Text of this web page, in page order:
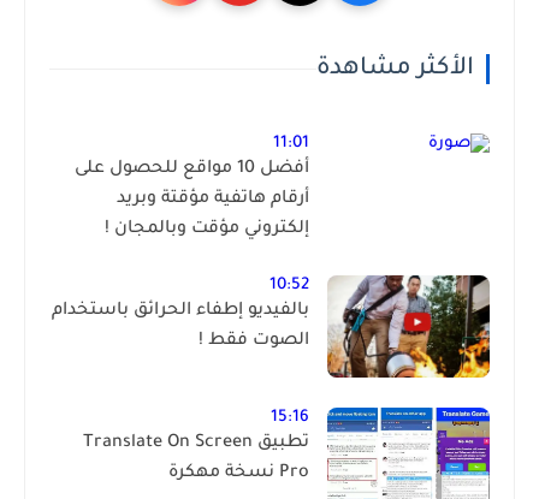
الأكثر مشاهدة
11:01
أفضل 10 مواقع للحصول على
أرقام هاتفية مؤقتة وبريد
إلكتروني مؤقت وبالمجان !
10:52
بالفيديو إطفاء الحرائق باستخدام
الصوت فقط !
15:16
تطبيق Translate On Screen
Pro نسخة مهكرة